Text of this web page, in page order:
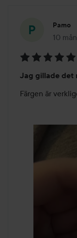
Pamo
10
5
av
Jag gillade det
Färgen är